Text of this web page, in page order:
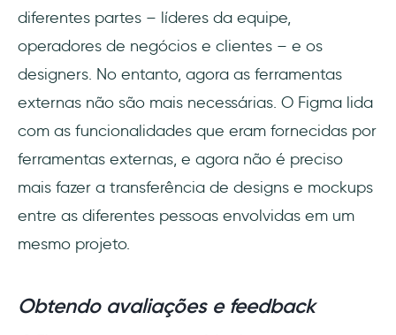
diferentes partes – líderes da equipe,
operadores de negócios e clientes – e os
designers. No entanto, agora as ferramentas
externas não são mais necessárias. O Figma lida
com as funcionalidades que eram fornecidas por
ferramentas externas, e agora não é preciso
mais fazer a transferência de designs e mockups
entre as diferentes pessoas envolvidas em um
mesmo projeto.
Obtendo avaliações e feedback